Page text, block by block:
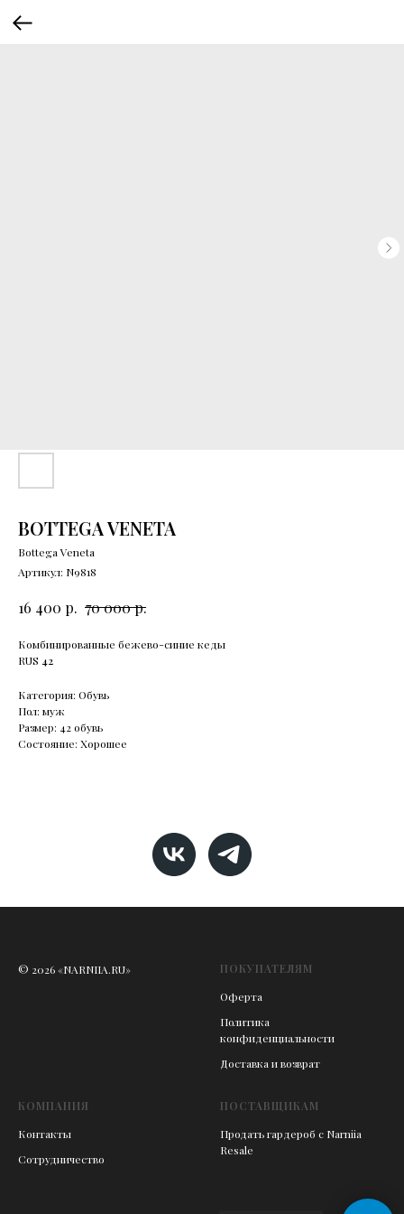
BOTTEGA VENETA
Bottega Veneta
Артикул: N9818
16 400 р. 70 000р.
Комбинированные бежево-синие кеды
RUS 42
Категория: Обувь
Пол: муж
Размер: 42 обувь
Состояние: Хорошее
© 2026 «NARNIIA.RU»
ПОКУПАТЕЛЯМ
Оферта
Политика
конфиденциальности
Доставка и возврат
КОМПАНИЯ
Контакты
Сотрудничество
ПОСТАВЩИКАМ
Продать гардероб с Narniia
Resale